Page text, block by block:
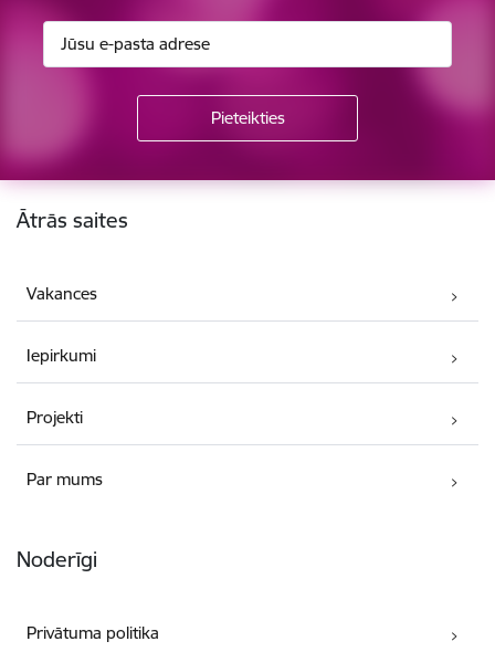
Kājene
Ātrās saites
Vakances
Iepirkumi
Projekti
Par mums
Noderīgi
Privātuma politika